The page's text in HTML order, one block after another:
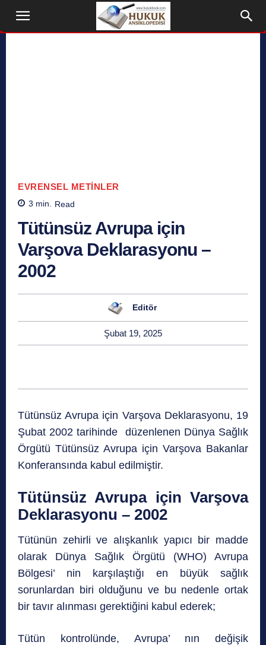
EVRENSEL METINLER
3 min. Read
Tütünsüz Avrupa için
Varşova Deklarasyonu –
2002
Editör
Şubat 19, 2025
Tütünsüz Avrupa için Varşova Deklarasyonu, 19
Şubat 2002 tarihinde düzenlenen Dünya Sağlık
Örgütü Tütünsüz Avrupa için Varşova Bakanlar
Konferansında kabul edilmiştir.
Tütünsüz Avrupa için Varşova
Deklarasyonu – 2002
Tütünün zehirli ve alışkanlık yapıcı bir madde
olarak Dünya Sağlık Örgütü (WHO) Avrupa
Bölgesi’ nin karşılaştığı en büyük sağlık
sorunlardan biri olduğunu ve bu nedenle ortak
bir tavır alınması gerektiğini kabul ederek;
Tütün kontrolünde, Avrupa’ nın değişik